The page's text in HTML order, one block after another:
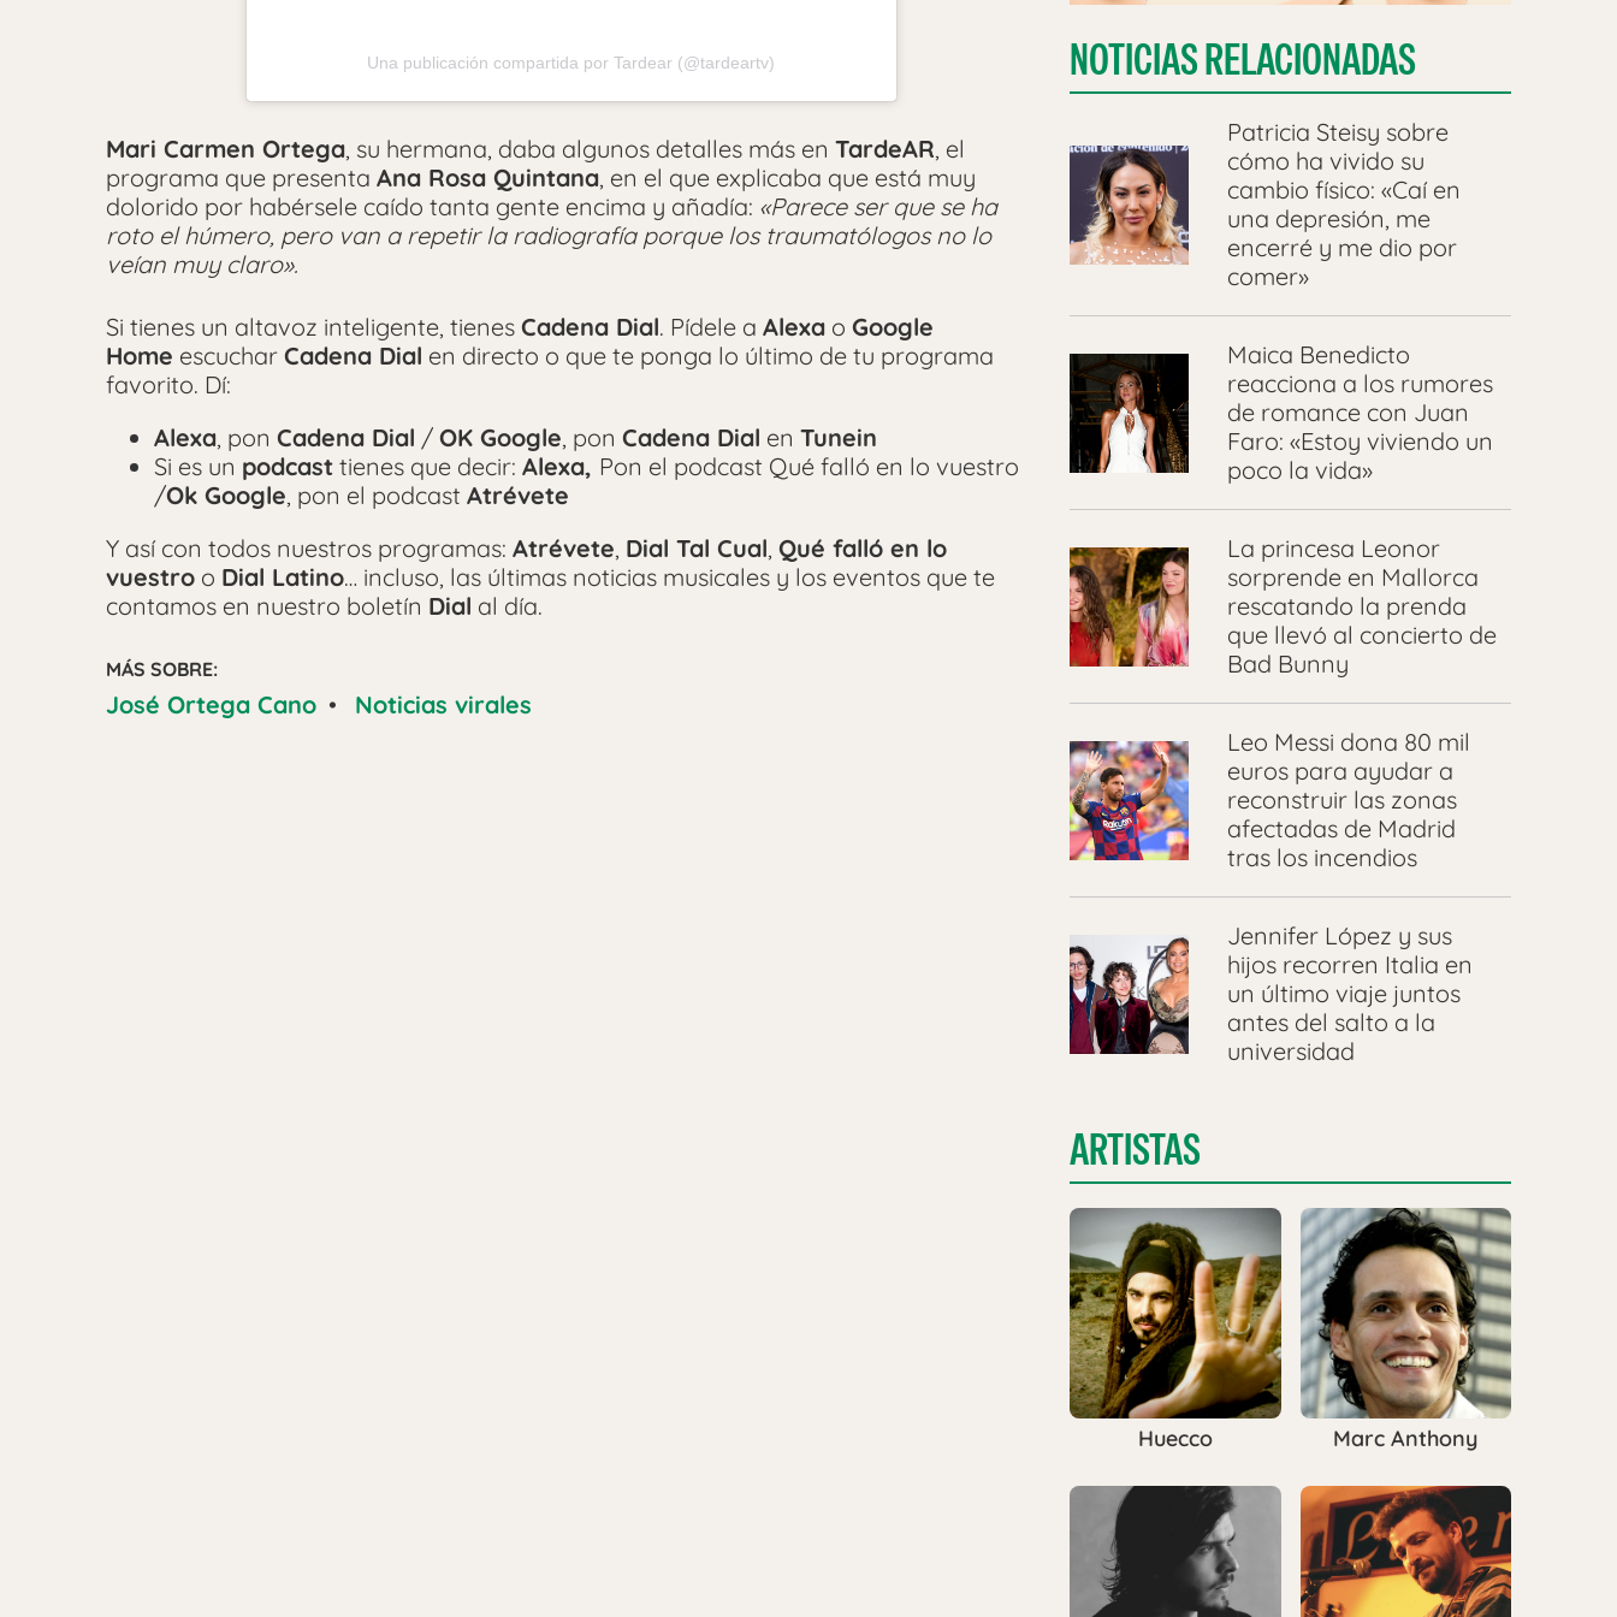
Una publicación compartida por Tardear (@tardeartv)
Mari Carmen Ortega, su hermana, daba algunos detalles más en TardeAR, el
programa que presenta Ana Rosa Quintana, en el que explicaba que está muy
dolorido por habérsele caído tanta gente encima y añadía: «Parece ser que se ha
roto el húmero, pero van a repetir la radiografía porque los traumatólogos no lo
veían muy claro».
Si tienes un altavoz inteligente, tienes Cadena Dial. Pídele a Alexa o Google
Home escuchar Cadena Dial en directo o que te ponga lo último de tu programa
favorito. Dí:
Alexa, pon Cadena Dial / OK Google, pon Cadena Dial en Tunein
Si es un podcast tienes que decir: Alexa, Pon el podcast Qué falló en lo vuestro
/Ok Google, pon el podcast Atrévete
Y así con todos nuestros programas: Atrévete, Dial Tal Cual, Qué falló en lo
vuestro o Dial Latino… incluso, las últimas noticias musicales y los eventos que te
contamos en nuestro boletín Dial al día.
MÁS SOBRE:
José Ortega Cano • Noticias virales
NOTICIAS RELACIONADAS
Patricia Steisy sobre
cómo ha vivido su
cambio físico: «Caí en
una depresión, me
encerré y me dio por
comer»
Maica Benedicto
reacciona a los rumores
de romance con Juan
Faro: «Estoy viviendo un
poco la vida»
La princesa Leonor
sorprende en Mallorca
rescatando la prenda
que llevó al concierto de
Bad Bunny
Leo Messi dona 80 mil
euros para ayudar a
reconstruir las zonas
afectadas de Madrid
tras los incendios
Jennifer López y sus
hijos recorren Italia en
un último viaje juntos
antes del salto a la
universidad
ARTISTAS
Huecco Marc Anthony